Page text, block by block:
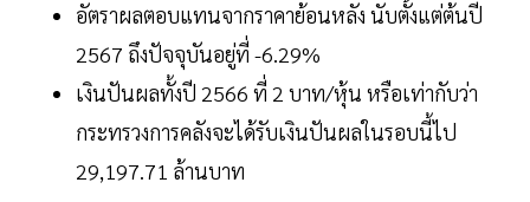
อัตราผลตอบแทนจากราคาย้อนหลัง นับตั้งแต่ต้นปี
2567 ถึงปัจจุบันอยู่ที่ -6.29%
เงินปันผลทั้งปี 2566 ที่ 2 บาท/หุ้น หรือเท่ากับว่า
กระทรวงการคลังจะได้รับเงินปันผลในรอบนี้ไป
29,197.71 ล้านบาท